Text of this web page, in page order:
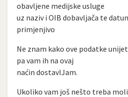
obavljene medijske usluge
uz naziv i OIB dobavljača te
primjenjivo
Ne znam kako ove podatke
pa vam ih na ovaj
naćin dostavlJam.
Ukoliko vam još nešto treba